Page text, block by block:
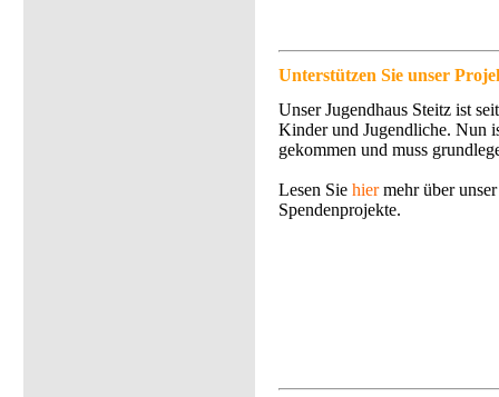
Unterstützen Sie unser
Unser Jugendhaus Steitz ist
Kinder und Jugendliche. Nun
gekommen und muss
Lesen Sie hiermehr über
Spendenprojekte.